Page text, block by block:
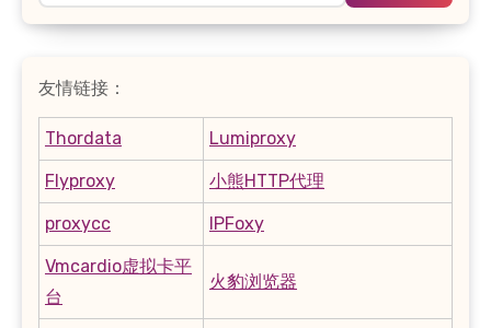
友情链接：
Thordata Lumiproxy
Flyproxy 小熊HTTP代理
proxycc IPFoxy
Vmcardio虚拟卡平
台
火豹浏览器